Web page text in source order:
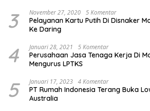
3 November 27, 2020 5 Komentar
Pelayanan Kartu Putih Di Disnaker
Ke Daring
4 Januari 28, 2021 5 Komentar
Perusahaan Jasa Tenaga Kerja Di
Mengurus LPTKS
5 Januari 17, 2023 4 Komentar
PT Rumah Indonesia Terang Buka
Australia